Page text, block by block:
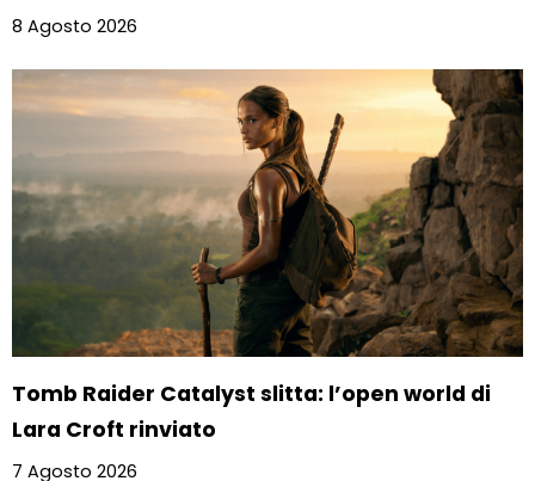
8 Agosto 2026
Tomb Raider Catalyst slitta: l’open world di
Lara Croft rinviato
7 Agosto 2026